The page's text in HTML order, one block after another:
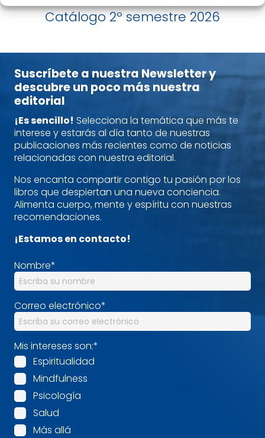
Catálogo 2º semestre 2026
Suscríbete a nuestra Newsletter y
descubre un poco más nuestra
editorial
¡Es sencillo! Selecciona la temática que más te
interese y estarás al día tanto de nuestras
publicaciones más recientes como de noticias
relacionadas con nuestra editorial.
Nos encanta compartir contigo tu pasión por los
libros que despiertan una nueva conciencia.
Alimenta cuerpo, mente y espíritu con nuestras
recomendaciones.
¡Estamos en contacto!
Nombre*
Correo electrónico*
Mis intereses son:*
Espiritualidad
Mindfulness
Psicología
Salud
Más allá